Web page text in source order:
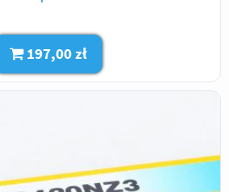
197,00 zł